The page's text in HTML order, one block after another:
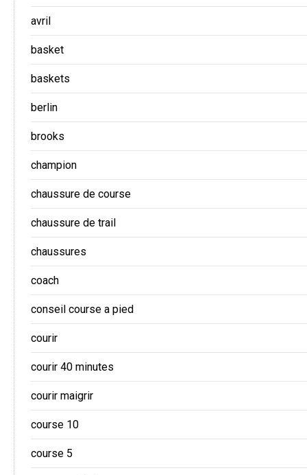
avril
basket
baskets
berlin
brooks
champion
chaussure de course
chaussure de trail
chaussures
coach
conseil course a pied
courir
courir 40 minutes
courir maigrir
course 10
course 5